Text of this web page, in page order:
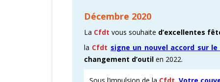
GLOSSAIRE DE L’UES OBS CARTOGRAPHIE
Décembre 2020
La Cfdt vous souhaite d’excellentes
la Cfdt signe un nouvel accord sur
changement d’outil en 2022.